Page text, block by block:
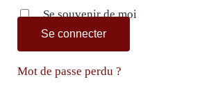
Se souvenir de moi
Se connecter
Mot de passe perdu ?